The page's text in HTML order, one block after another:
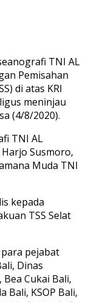
TNI AL
Pemisahan
di atas KRI
meninjau
(4/8/2020).
TNI AL
Susmoro,
Muda TNI
kepada
TSS Selat
pejabat
Dinas
Cukai Bali,
Bali, KSOP Bali,